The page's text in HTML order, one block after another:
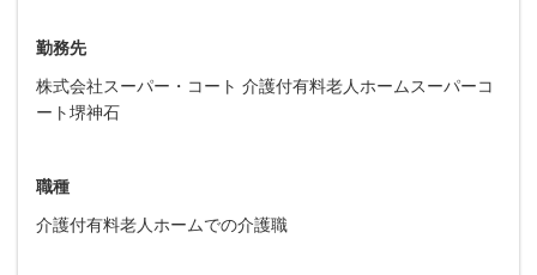
勤務先
株式会社スーパー・コート 介護付有料老人ホームスーパーコ
ート堺神石
職種
介護付有料老人ホームでの介護職